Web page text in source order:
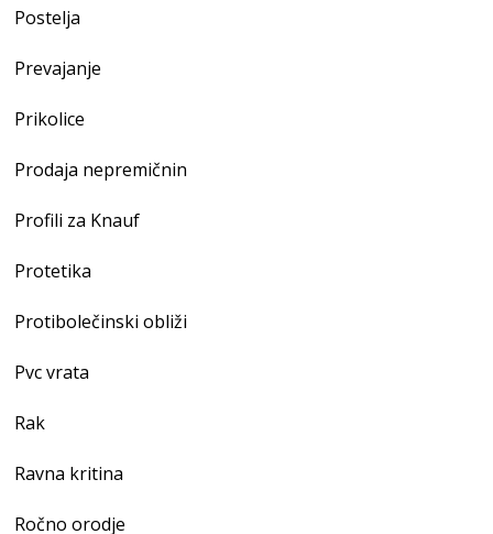
Postelja
Prevajanje
Prikolice
Prodaja nepremičnin
Profili za Knauf
Protetika
Protibolečinski obliži
Pvc vrata
Rak
Ravna kritina
Ročno orodje